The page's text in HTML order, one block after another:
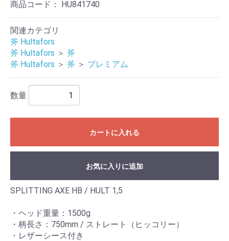
商品コード： HU841740
関連カテゴリ
斧 Hultafors
斧 Hultafors ＞ 斧
斧 Hultafors ＞ 斧 ＞ プレミアム
数量
カートに入れる
お気に入りに追加
SPLITTING AXE HB / HULT 1,5
・ヘッド重量：1500g
・柄長さ：750mm / ストレート（ヒッコリー）
・レザーシース付き